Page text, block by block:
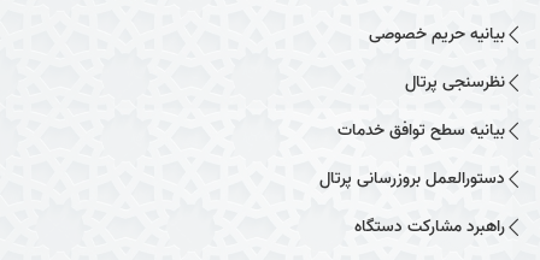
بیانیه حریم خصوصی
نظرسنجی پرتال
بیانیه سطح توافق خدمات
دستورالعمل بروزرسانی پرتال
راهبرد مشارکت دستگاه